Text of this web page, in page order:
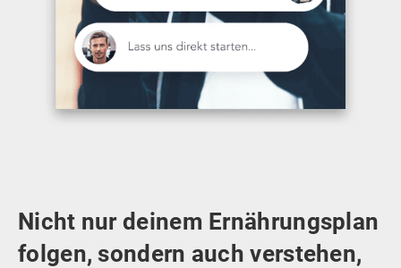
Nicht nur deinem Ernährungsplan
folgen, sondern auch verstehen,